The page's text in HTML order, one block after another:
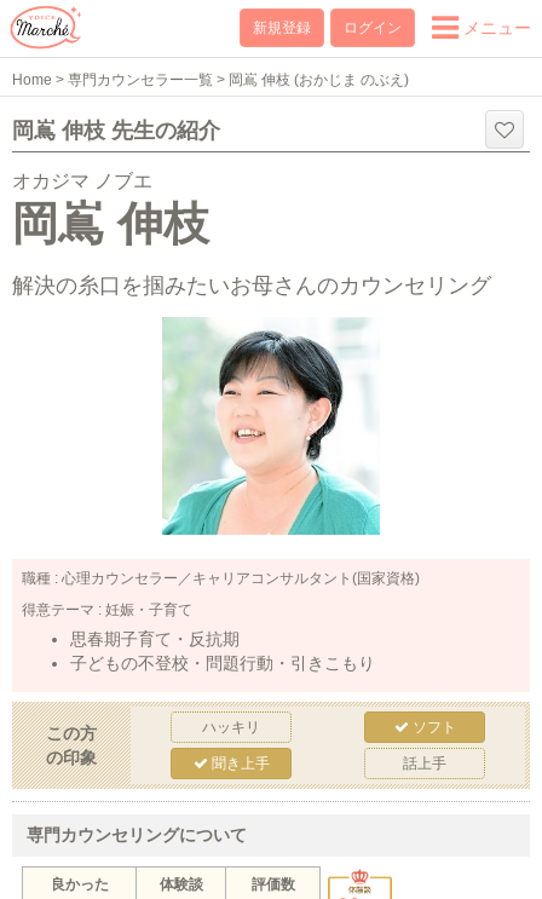
新規登録 ログイン メニュー
Home > 専門カウンセラー一覧 > 岡嶌 伸枝 (おかじま のぶえ)
岡嶌 伸枝 先生の紹介
オカジマ ノブエ
岡嶌 伸枝
解決の糸口を掴みたいお母さんのカウンセリング
職種 : 心理カウンセラー／キャリアコンサルタント(国家資格)
得意テーマ : 妊娠・子育て
思春期子育て・反抗期
子どもの不登校・問題行動・引きこもり
この方
の印象
ハッキリ ソフト
聞き上手 話上手
専門カウンセリングについて
良かった 体験談 評価数